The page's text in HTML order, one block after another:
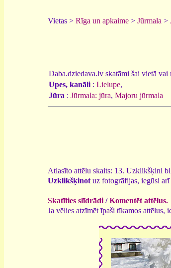
Vietas > Rīga un apkaime > Jūrmala >
Daba.dziedava.lv skatāmi šai vietā
Upes, kanāli : Lielupe,
Jūra : Jūrmala: jūra, Majoru jūrmala
Atlasīto attēlu skaits: 13. Uzklikšķini
Uzklikšķinot uz fotogrāfijas, iegūsi arī
Skatīties slīdrādi /Komentēt attēlus.
Ja vēlies atzīmēt īpaši tīkamos attēlus,